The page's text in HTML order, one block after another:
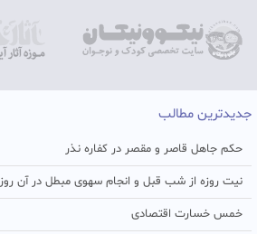
جدیدترین مطالب
حکم جاهل قاصر و مقصر در کفاره نذر
نیت روزه از شب قبل و انجام سهوی مبطل در آن روز
خمس خسارت اقتصادی